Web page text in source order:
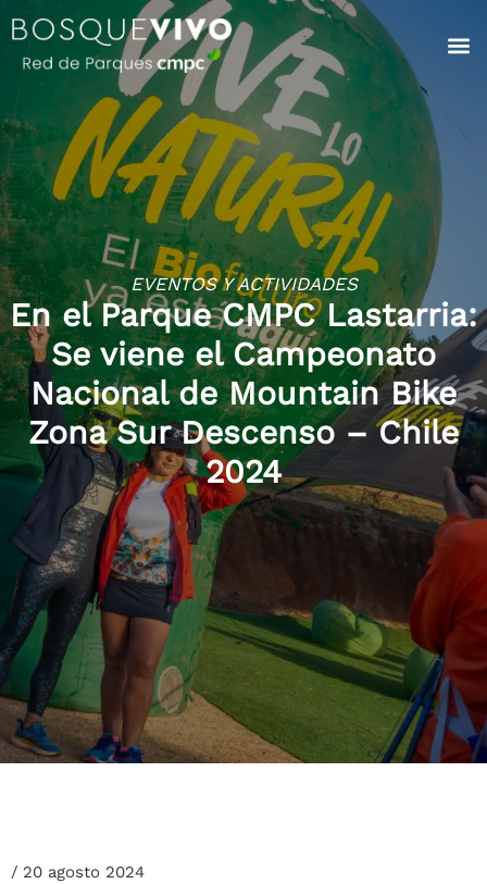
EVENTOS Y ACTIVIDADES
En el Parque CMPC Lastarria:
Se viene el Campeonato
Nacional de Mountain Bike
Zona Sur Descenso – Chile
2024
/ 20 agosto 2024